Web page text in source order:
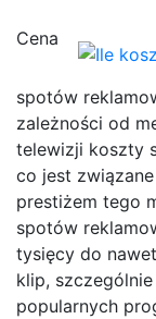
Cena
spotów
zależności od
telewizji koszty
co jest
prestiżem tego
spotów
tysięcy do
klip,
popularnych